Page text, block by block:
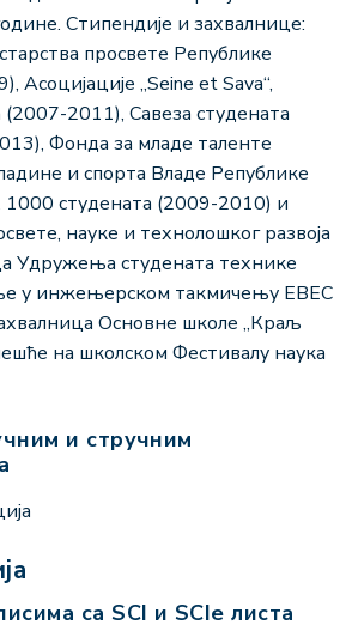
Стипендије и захвалнице:
просвете Републике
Асоцијације „Seine et Sava“,
2011), Савеза студената
Фонда за младе таленте
и спорта Владе Републике
1000 студената (2009-2010) и
науке и технолошког развоја
Удружења студената технике
у инжењерском такмичењу EBEC
Основне школе „Краљ
на школском Фестивалу наука
са SCI и SCIe листа